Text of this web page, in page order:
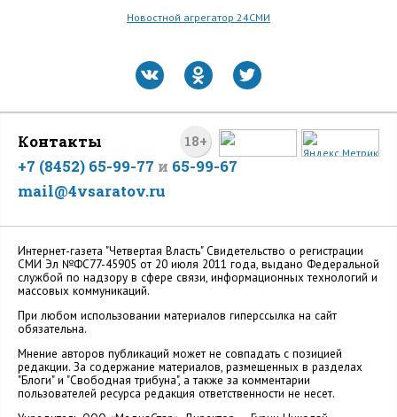
Новостной агрегатор 24СМИ
18+
Контакты
+7 (8452) 65-99-77 и 65-99-67
mail@4vsaratov.ru
Интернет-газета "Четвертая Власть" Cвидетельство о регистрации
СМИ Эл №ФС77-45905 от 20 июля 2011 года, выдано Федеральной
службой по надзору в сфере связи, информационных технологий и
массовых коммуникаций.
При любом использовании материалов гиперссылка на сайт
обязательна.
Мнение авторов публикаций может не совпадать с позицией
редакции. За содержание материалов, размещенных в разделах
"Блоги" и "Свободная трибуна", а также за комментарии
пользователей ресурса редакция ответственности не несет.